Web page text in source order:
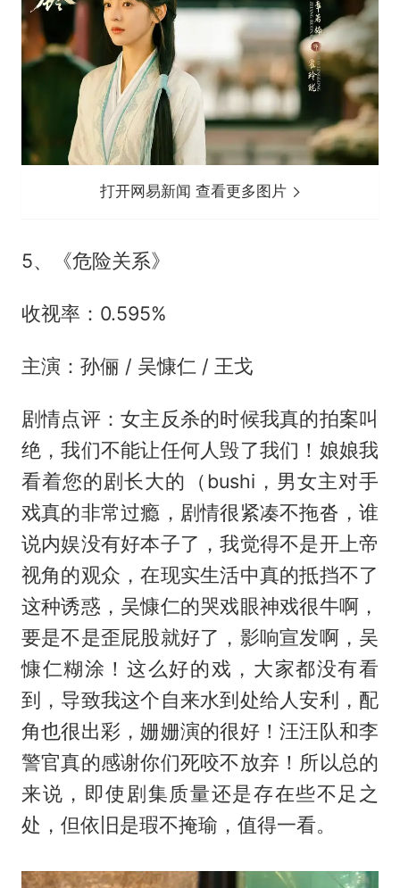
打开网易新闻 查看更多图片
5、《危险关系》
收视率：0.595%
主演：孙俪 / 吴慷仁 / 王戈
剧情点评：女主反杀的时候我真的拍案叫
绝，我们不能让任何人毁了我们！娘娘我
看着您的剧长大的（bushi，男女主对手
戏真的非常过瘾，剧情很紧凑不拖沓，谁
说内娱没有好本子了，我觉得不是开上帝
视角的观众，在现实生活中真的抵挡不了
这种诱惑，吴慷仁的哭戏眼神戏很牛啊，
要是不是歪屁股就好了，影响宣发啊，吴
慷仁糊涂！这么好的戏，大家都没有看
到，导致我这个自来水到处给人安利，配
角也很出彩，姗姗演的很好！汪汪队和李
警官真的感谢你们死咬不放弃！所以总的
来说，即使剧集质量还是存在些不足之
处，但依旧是瑕不掩瑜，值得一看。